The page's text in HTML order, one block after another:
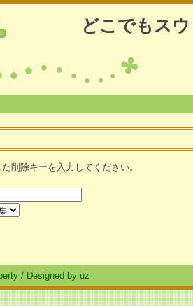
どこでもス
削除キーを入力してください。
/ Designed by uz